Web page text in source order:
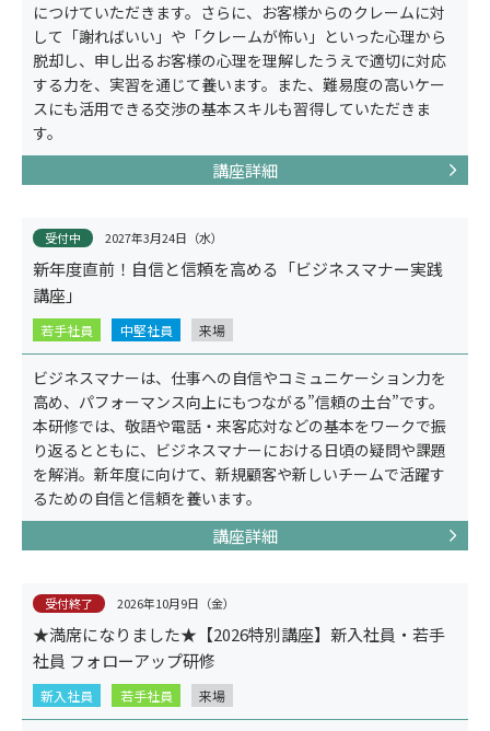
サービス
につけていただきます。さらに、お客様からのクレームに対
して「謝ればいい」や「クレームが怖い」といった心理から
脱却し、申し出るお客様の心理を理解したうえで適切に対応
する力を、実習を通じて養います。また、難易度の高いケー
スにも活用できる交渉の基本スキルも習得していただきま
す。
講座詳細
受付中 2027年3月24日（水）
新年度直前！自信と信頼を高める「ビジネスマナー実践
講座」
若手社員 中堅社員 来場
ビジネスマナーは、仕事への自信やコミュニケーション力を
高め、パフォーマンス向上にもつながる”信頼の土台”です。
本研修では、敬語や電話・来客応対などの基本をワークで振
り返るとともに、ビジネスマナーにおける日頃の疑問や課題
を解消。新年度に向けて、新規顧客や新しいチームで活躍す
るための自信と信頼を養います。
講座詳細
受付終了 2026年10月9日（金）
★満席になりました★【2026特別講座】新入社員・若手
社員 フォローアップ研修
新入社員 若手社員 来場